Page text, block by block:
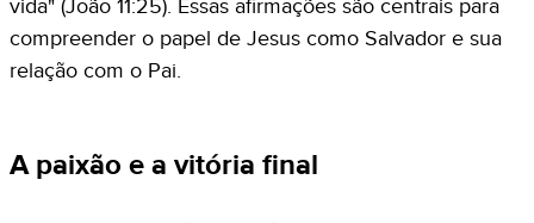
vida" (João 11:25). Essas afirmações são centrais para
compreender o papel de Jesus como Salvador e sua
relação com o Pai.
A paixão e a vitória final